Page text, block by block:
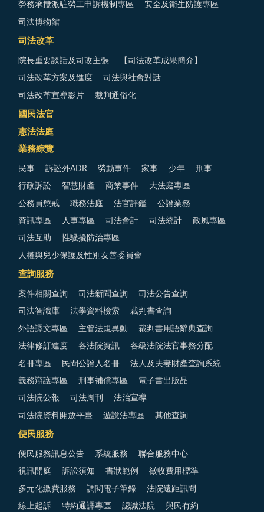
勞務承攬派駐勞工申訴機制專區 安全及衛生防護專區
司法博物館
司法改革
院長重要談話及司改主張 【司法改革成果簡介】
司法改革方案及進度 司法與社會對話
司法改革宣導影片 裁判通俗化
國民法官
憲法法庭
業務綜覽
民事 訴訟外ADR 勞動事件 家事 少年 刑事
行政訴訟 智慧財產 商業事件 大法庭專區
公務員懲戒 職務法庭 法官評鑑 公證業務
資訊專區 人事專區 司法會計 司法統計 政風專區
司法互助 性騷擾防治專區
人權與兒少保護及性別友善委員會
查詢服務
案件相關查詢 司法新聞查詢 司法公告查詢
司法智識庫 法學資料檢索 裁判書查詢
外語譯文專區 主管法規異動 裁判書用語辭典查詢
法律修訂進度 各法院資訊 各級法院法官事務分配
名冊專區 民間公證人名冊 法人及夫妻財產查詢系統
義務辯護專區 刑事補償專區 電子書出版品
司法院公報 司法周刊 法治宣導
司法院資料開放平臺 遊說法專區 其他查詢
便民服務
便民服務訊息公告 系統服務 聯合服務中心
視訊開庭 訴訟須知 書狀範例 徵收費用標準
多元化繳費服務 調閱電子筆錄 法院遠距訊問
線上起訴 特約通譯專區 認識法院 與民有約